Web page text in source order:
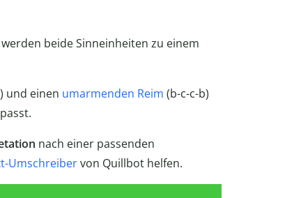
beide Sinneinheiten zu einem
und einen umarmenden Reim (b-c-c-b)
nach einer passenden
Umschreibervon Quillbot helfen.